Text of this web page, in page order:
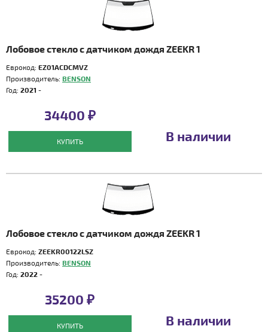
Лобовое стекло с датчиком дождя ZEEKR 1
Еврокод: EZ01ACDCMVZ
Производитель: BENSON
Год: 2021 -
34400 ₽
КУПИТЬ В наличии
Лобовое стекло с датчиком дождя ZEEKR 1
Еврокод: ZEEKR00122LSZ
Производитель: BENSON
Год: 2022 -
35200 ₽
КУПИТЬ В наличии